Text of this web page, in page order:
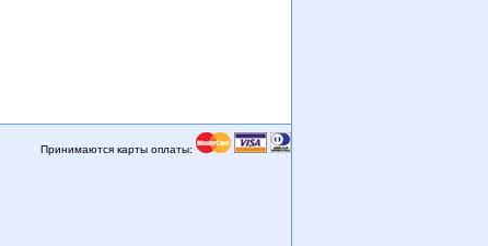
Принимаются карты оплаты: